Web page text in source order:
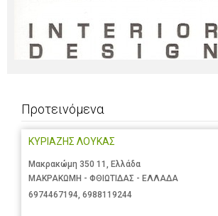
Προτεινόμενα
ΚΥΡΙΑΖΗΣ ΛΟΥΚΑΣ
Μακρακώμη 350 11, Ελλάδα
ΜΑΚΡΑΚΩΜΗ - ΦΘΙΩΤΙΔΑΣ - ΕΛΛΑΔΑ
6974467194, 6988119244